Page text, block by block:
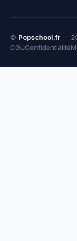
© Popschool.fr —
CGUConfidentialité